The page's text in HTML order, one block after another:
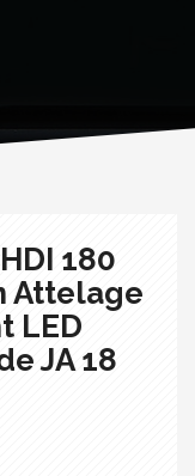
180
Attelage
LED
JA 18